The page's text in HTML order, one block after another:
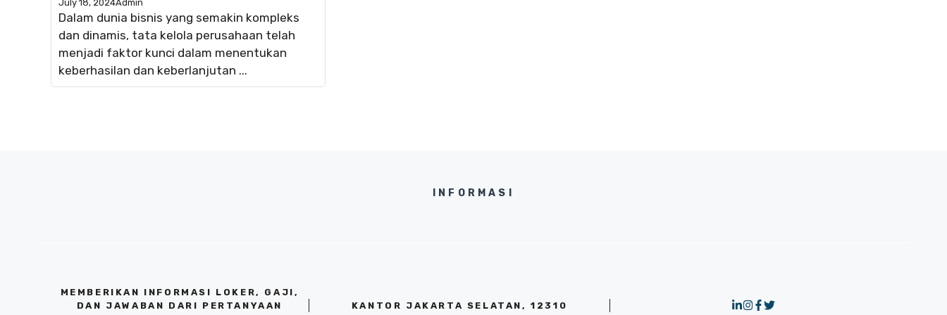
July 18, 2024Admin
Dalam dunia bisnis yang semakin kompleks
dan dinamis, tata kelola perusahaan telah
menjadi faktor kunci dalam menentukan
keberhasilan dan keberlanjutan ...
INFORMASI
MEMBERIKAN INFORMASI LOKER, GAJI,
DAN JAWABAN DARI PERTANYAAN
KANTOR JAKARTA SELATAN, 12310